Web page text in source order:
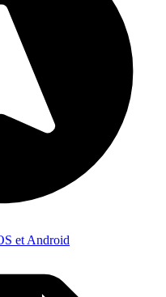
et Android